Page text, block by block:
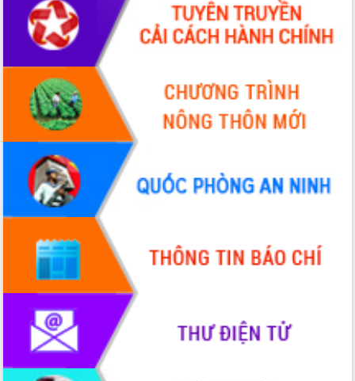
tồn biển
Lấy ý kiến điều chỉnh Quy hoạch tỉnh
Đắk Lắk thời kỳ 2021-2030, tầm nhìn
đến năm 2050
Phát động chiến dịch 30 ngày đêm
giải phóng mặt bằng Tuyến đường bộ
ven biển
Đắk Lắk nỗ lực thúc đẩy tăng trưởng
kinh tế từ 10% trở lên trong Quý
II/2026
Đắk Lắk ký kết thỏa thuận hợp tác về
chuyển đổi số giai đoạn 2026 – 2030
với Tập đoàn Bưu chính Viễn thông
Thứ trưởng Bộ Y tế làm việc với tỉnh
Đắk Lắk về phát triển nhân lực y tế
Du lịch Đắk Lắk nâng tầm trải nghiệm
du khách thông qua Hệ thống cơ sở dữ
liệu và Bản đồ số
Tập huấn ứng dụng trí tuệ nhân tạo (AI)
trong thương mại điện tử năm 2026